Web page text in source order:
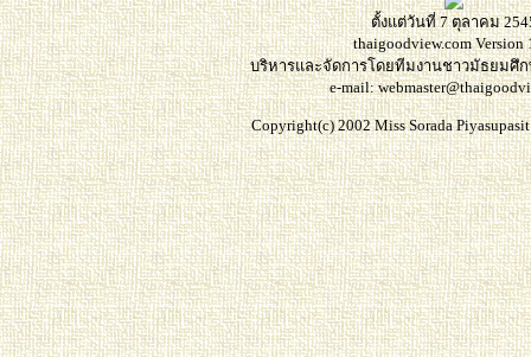
ตั้งแต่วันที่ 7 ตุลาคม
thaigoodview.com Version
บริหารและจัดการโดยทีมงานชาวมัธยมศึ
e-mail:
Copyright(c) 2002 Miss Sorada